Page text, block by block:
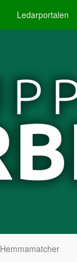
Ledarportalen
Hemmamatcher